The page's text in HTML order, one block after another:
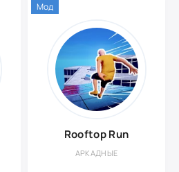
Rooftop Run
АРКАДНЫЕ
Мод